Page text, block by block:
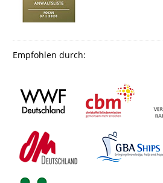
Empfohlen durch: